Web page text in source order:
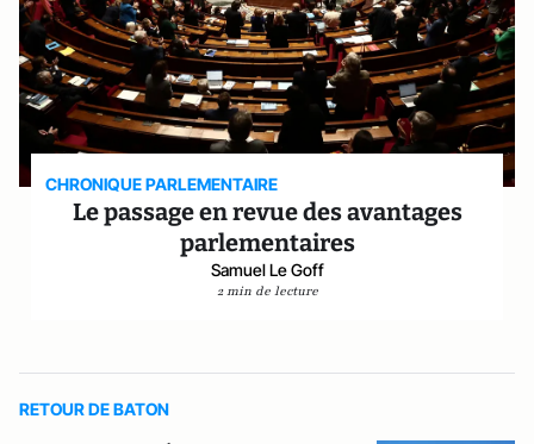
CHRONIQUE PARLEMENTAIRE
Le passage en revue des avantages
parlementaires
Samuel Le Goff
2 min de lecture
RETOUR DE BATON